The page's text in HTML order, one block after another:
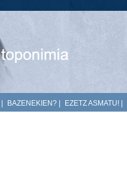
BAZENEKIEN? EZETZ ASMATU!